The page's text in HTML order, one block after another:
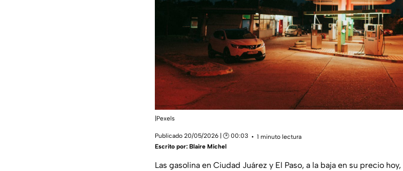
|Pexels
Publicado 20/05/2026 | 🕑 00:03
1 minuto lectura
Escrito por: Blaire Michel
Las gasolina en Ciudad Juárez y El Paso, a la baja en su precio